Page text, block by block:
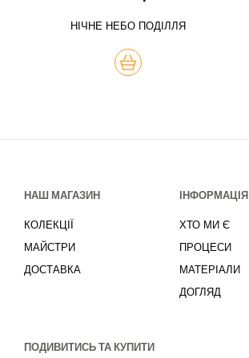
НІЧНЕ НЕБО ПОДІЛЛЯ
КУПИТЬ
НАШ МАГАЗИН
КОЛЕКЦІЇ
МАЙСТРИ
ДОСТАВКА
ІНФОРМАЦІЯ
ХТО МИ Є
ПРОЦЕСИ
МАТЕРІАЛИ
ДОГЛЯД
ПОДИВИТИСЬ ТА КУПИТИ